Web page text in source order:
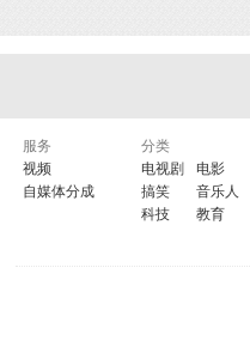
服务
视频
自媒体分成
分类
电视剧
电影
搞笑
音乐人
科技
教育